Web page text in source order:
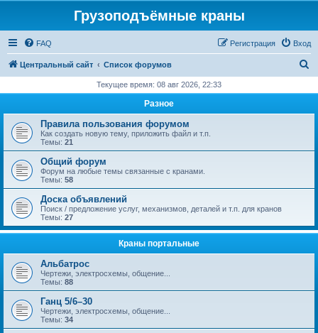
Грузоподъёмные краны
FAQ Вход
Регистрация
Центральный сайт Список форумов
с
Текущее время: 08 авг 2026, 22:33
Разное
Правила пользования форумом
Как создать новую тему, приложить файл и т.п.
Темы: 21
Общий форум
Форум на любые темы связанные с кранами.
Темы: 58
Доска объявлений
Поиск / предложение услуг, механизмов, деталей и т.п. для кранов
Темы: 27
Краны портальные
Альбатрос
Чертежи, электросхемы, общение...
Темы: 88
Ганц 5/6–30
Чертежи, электросхемы, общение...
Темы: 34